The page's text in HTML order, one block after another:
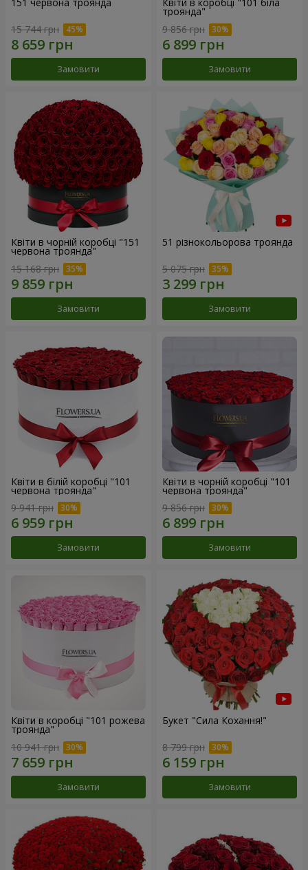
151 червона троянда
15 744 грн
Замовити
Квіти в коробці "101 біла
троянда"
9 856 грн
Замовити
Квіти в чорній коробці "151
червона троянда"
15 168 грн
Замовити
51 різнокольорова троянда
5 075 грн
Замовити
Квіти в білій коробці "101
червона троянда"
9 941 грн
Замовити
Квіти в чорній коробці "101
червона троянда"
9 856 грн
Замовити
Квіти в коробці "101 рожева
троянда"
10 941 грн
Замовити
Букет "Сила Кохання!"
8 799 грн
Замовити